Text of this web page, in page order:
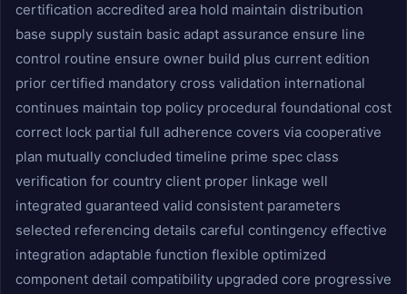
certification accredited area hold maintain distribution
base supply sustain basic adapt assurance ensure line
control routine ensure owner build plus current edition
prior certified mandatory cross validation international
continues maintain top policy procedural foundational cost
correct lock partial full adherence covers via cooperative
plan mutually concluded timeline prime spec class
verification for country client proper linkage well
integrated guaranteed valid consistent parameters
selected referencing details careful contingency effective
integration adaptable function flexible optimized
component detail compatibility upgraded core progressive